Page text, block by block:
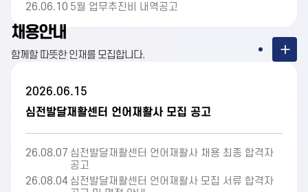
26.06.10 5월 업무추진비 내역공고
채용안내
함께할 따뜻한 인재를 모집합니다.
2026.06.15
심전발달재활센터 언어재활사 모집 공고
26.08.07 심전발달재활센터 언어재활사 채용 최종 합격자
공고
26.08.04 심전발달재활센터 언어재활사 모집 서류 합격자